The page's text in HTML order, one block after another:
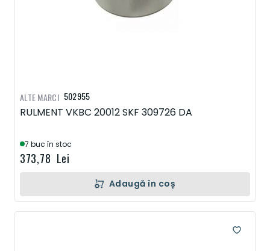
502955
RULMENT VKBC 20012 SKF 309726 DA
7 buc în stoc
373,78 Lei
ALTE MARCI
Adaugă în coș